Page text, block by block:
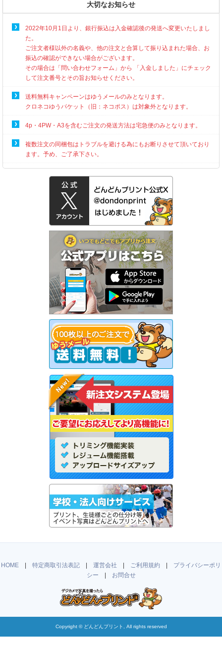
大切なお知らせ
2022年10月1日より、銀行振込は入金確認後の発送へ変更いたしまし
た。
ご注文者様以外の名義や、他の注文と合算して振り込まれた場合、お
振込の確認ができない場合がございます。
その場合は「問い合わせフォーム」から 「入金しました」にチェック
して注文番号とその旨お知らせください。
送料無料キャンペーンはゆうメールのみとなります。
クロネコゆうパケット（旧：ネコポス）は対象外となります。
4p・4PW・A3を含むご注文の発送方法は宅急便のみとなります。
複数注文の同梱包はトラブルを避ける為にもお断りさせて頂いており
ます。予め、ご了承下さい。
HOME 特定商取引法表記 運営会社 ご利用規約
プライバシーポリ
シー
お問合せ
Copyright © どんどんプリント , All rights reserved